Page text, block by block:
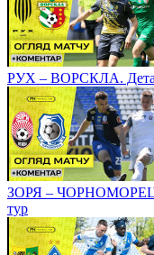
РУХ – ВОРСКЛА.
ЗОРЯ –
тур